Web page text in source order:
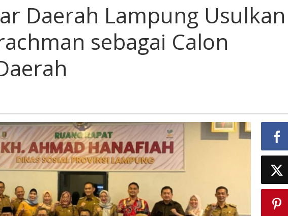
Lampung
Usulkan
Wan
Abdurachman
Daerah Lampung Usulkan
sebagai Calon